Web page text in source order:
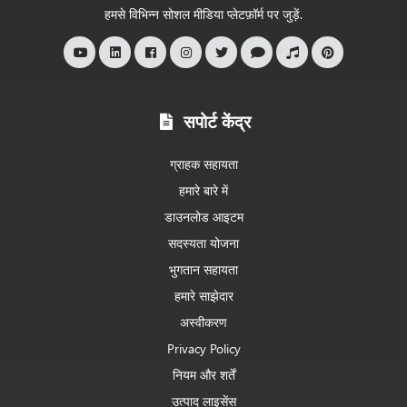
हमसे विभिन्न सोशल मीडिया प्लेटफ़ॉर्म पर जुड़ें.
सपोर्ट केंद्र
ग्राहक सहायता
हमारे बारे में
डाउनलोड आइटम
सदस्यता योजना
भुगतान सहायता
हमारे साझेदार
अस्वीकरण
Privacy Policy
नियम और शर्तें
उत्पाद लाइसेंस